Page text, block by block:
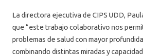
La directora ejecutiva de CIPS UDD,
que “este trabajo colaborativo nos
problemas de salud con mayor
combinando distintas miradas y